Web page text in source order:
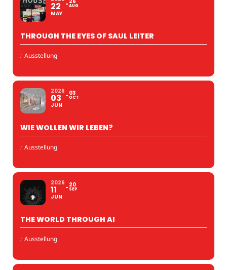
22
MAY
AUG
THROUGH THE EYES OF SAUL LEITER
: Ausstellung
2026
03
JUN
03
OCT
WIE WOLLEN WIR LEBEN?
: Ausstellung
2026
11
JUN
20
SEP
THE WORLD THROUGH AI
: Ausstellung